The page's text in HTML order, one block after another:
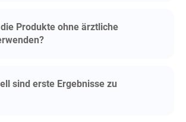
Produkte ohne ärztliche
sind erste Ergebnisse zu